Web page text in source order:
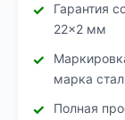
Гарантия
22×2 мм
марка
Полная